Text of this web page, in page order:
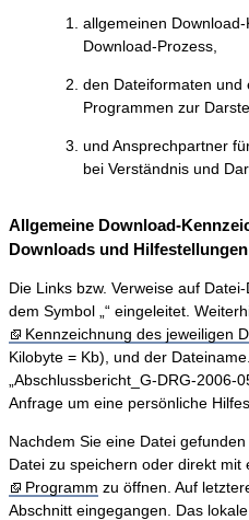
allgemeinen
Download-Prozess,
den Dateiformaten und
Programmen zur
und Ansprechpartner
bei Verständnis und
Allgemeine Download-
Downloads und
Die Links bzw. Verweise auf
dem Symbol „“ eingeleitet.
Kennzeichnung des jeweiligen
Kilobyte = Kb), und der
„Abschlussbericht_G-DRG-2006-
Anfrage um eine persönliche
Nachdem Sie eine Datei
Datei zu speichern oder direkt mit
Programm zu öffnen. Auf
Abschnitt eingegangen. Das